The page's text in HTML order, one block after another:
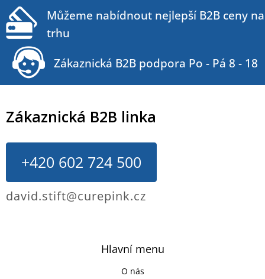
Hlavní menu
O nás
Zákaznická B2B linka
+420 602 724 500
david.stift@curepink.cz
Můžeme nabídnout nejlepší B2B ceny na
trhu
Zákaznická B2B podpora Po - Pá 8 - 18